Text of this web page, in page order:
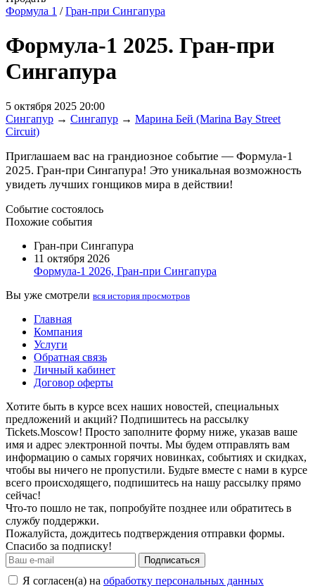
Формула 1 /Гран-при Сингапура
Формула-1 2025. Гран-при
Сингапура
5 октября 2025 20:00
Сингапур → Сингапур → Марина Бей (Marina Bay Street
Circuit)
Приглашаем вас на грандиозное событие — Формула-1
2025. Гран-при Сингапура! Это уникальная возможность
увидеть лучших гонщиков мира в действии!
Событие состоялось
Похожие события
Гран-при Сингапура
11 октября 2026
Формула-1 2026, Гран-при Сингапура
Вы уже смотрели вся история просмотров
Главная
Компания
Услуги
Обратная связь
Личный кабинет
Договор оферты
Хотите быть в курсе всех наших новостей, специальных
предложений и акций? Подпишитесь на рассылку
Tickets.Moscow! Просто заполните форму ниже, указав ваше
имя и адрес электронной почты. Мы будем отправлять вам
информацию о самых горячих новинках, событиях и скидках,
чтобы вы ничего не пропустили. Будьте вместе с нами в курсе
всего происходящего, подпишитесь на нашу рассылку прямо
сейчас!
Что-то пошло не так, попробуйте позднее или обратитесь в
службу поддержки.
Пожалуйста, дождитесь подтверждения отправки формы.
Спасибо за подписку!
Подписаться
Я согласен(а) на обработку персональных данных